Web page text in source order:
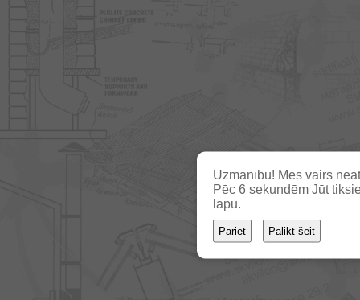
Uzmanību! Mēs vairs
Pēc 5 sekundēm Jūt
lapu.
Pāriet Palikt šeit